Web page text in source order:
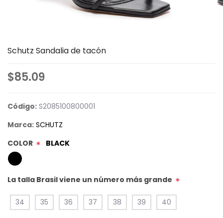
Schutz Sandalia de tacón
$85.09
Código: S2085100800001
Marca: SCHUTZ
COLOR * BLACK
La talla Brasil viene un número más grande *
34 35 36 37 38 39 40